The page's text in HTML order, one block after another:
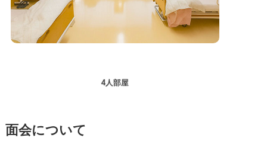
4人部屋
面会について